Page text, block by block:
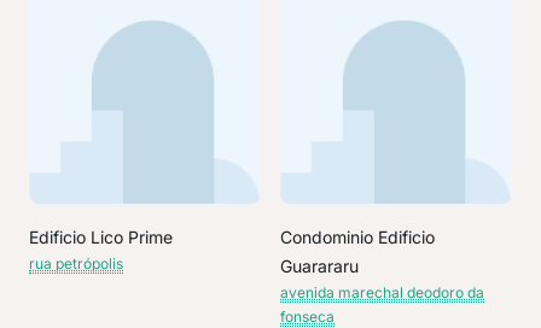
Edificio Lico Prime
rua petrópolis
Condominio Edificio
Guarararu
avenida marechal deodoro da
fonseca